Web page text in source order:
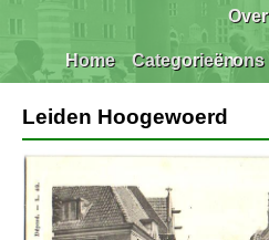
Home Categorieën
Over
ons
Leiden Hoogewoerd